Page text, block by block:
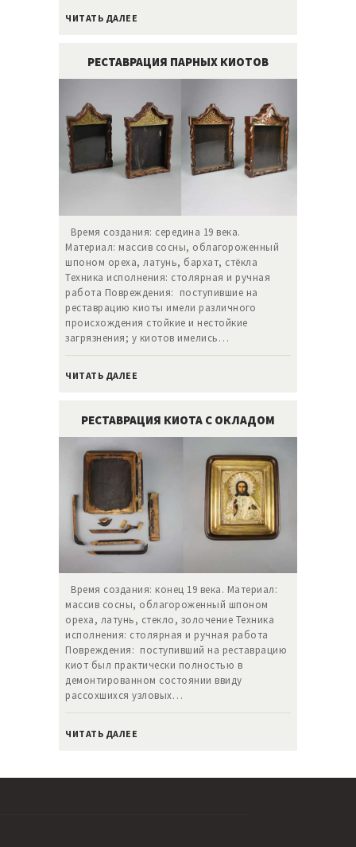
ЧИТАТЬ ДАЛЕЕ
РЕСТАВРАЦИЯ ПАРНЫХ КИОТОВ
Время создания: середина 19 века.
Материал: массив сосны, облагороженный
шпоном ореха, латунь, бархат, стёкла
Техника исполнения: столярная и ручная
работа Повреждения: поступившие на
реставрацию киоты имели различного
происхождения стойкие и нестойкие
загрязнения; у киотов имелись…
ЧИТАТЬ ДАЛЕЕ
РЕСТАВРАЦИЯ КИОТА С ОКЛАДОМ
Время создания: конец 19 века. Материал:
массив сосны, облагороженный шпоном
ореха, латунь, стекло, золочение Техника
исполнения: столярная и ручная работа
Повреждения: поступивший на реставрацию
киот был практически полностью в
демонтированном состоянии ввиду
рассохшихся узловых…
ЧИТАТЬ ДАЛЕЕ